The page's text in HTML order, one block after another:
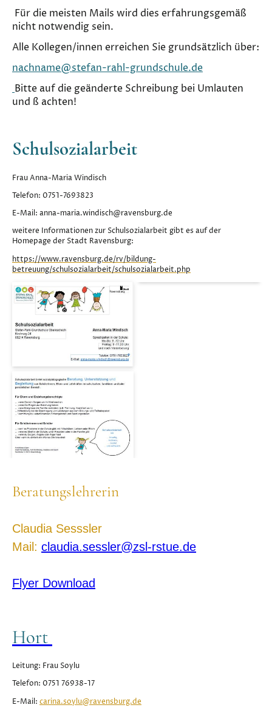
Für die meisten Mails wird dies erfahrungsgemäß
nicht notwendig sein.
Alle Kollegen/innen erreichen Sie grundsätzlich über:
nachname@stefan-rahl-grundschule.de
Bitte auf die geänderte Schreibung bei Umlauten
und ß achten!
Schulsozialarbeit
Frau Anna-Maria Windisch
Telefon: 0751-7693823
E-Mail: anna-maria.windisch@ravensburg.de
weitere Informationen zur Schulsozialarbeit gibt es auf der
Homepage der Stadt Ravensburg:
https://www.ravensburg.de/rv/bildung-
betreuung/schulsozialarbeit/schulsozialarbeit.php
Beratungslehrerin
Claudia Sesssler
Mail: claudia.sessler@zsl-rstue.de
Flyer Download
Hort
Leitung: Frau Soylu
Telefon: 0751 76938-17
E-Mail: carina.soylu@ravensburg.de